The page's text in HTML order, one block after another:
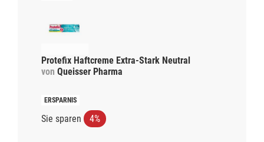
Protefix Haftcreme Extra-Stark Neutral
von Queisser Pharma
Sie sparen 4%